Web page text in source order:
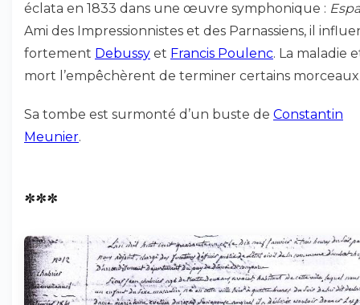
éclata en 1833 dans une œuvre symphonique :
Ami des Impressionnistes et des Parnassiens, il
fortement Debussy et Francis Poulenc. La maladie
mort l’empêchèrent de terminer certains
Sa tombe est surmonté d’un buste de Constantin
Meunier.
***